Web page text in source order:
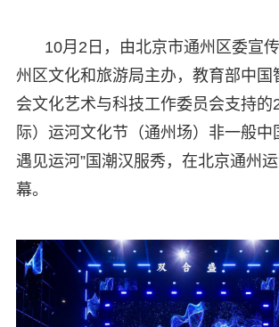
10月2日，由北京市通州区委宣
州区文化和旅游局主办，教育部中国
会文化艺术与科技工作委员会支持的
际）运河文化节（通州场）非一般中
遇见运河”国潮汉服秀，在北京通州
幕。